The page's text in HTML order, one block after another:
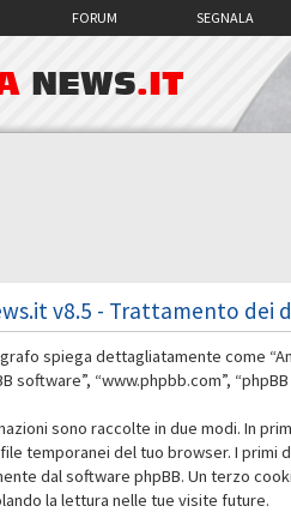
FORUM SEGNALA
NEWS.IT
v8.5 - Trattamento dei
spiega dettagliatamente come
software”, “www.phpbb.com”,
sono raccolte in due modi. In
temporanei del tuo browser. I primi
dal software phpBB. Un terzo
la lettura nelle tue visite future.